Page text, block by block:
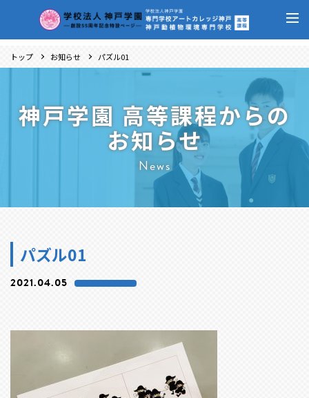
トップ お知らせ パズル01
神戸学園 高等課程からの
お知らせ
News
パズル01
2021.04.05